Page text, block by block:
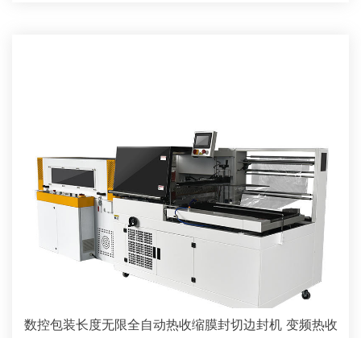
数控包装长度无限全自动热收缩膜封切边封机 变频热收